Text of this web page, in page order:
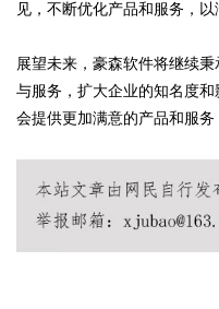
见，不断优化产品和服务，以
展望未来，豪森软件将继续
与服务，扩大企业的知名度
会提供更加满意的产品和服